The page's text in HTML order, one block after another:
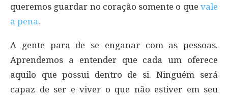
queremos guardar no coração somente o que vale
a pena.
A gente para de se enganar com as pessoas.
Aprendemos a entender que cada um oferece
aquilo que possui dentro de si. Ninguém será
capaz de ser e viver o que não estiver em seu